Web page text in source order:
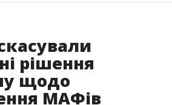
рішення
щодо
МАФів